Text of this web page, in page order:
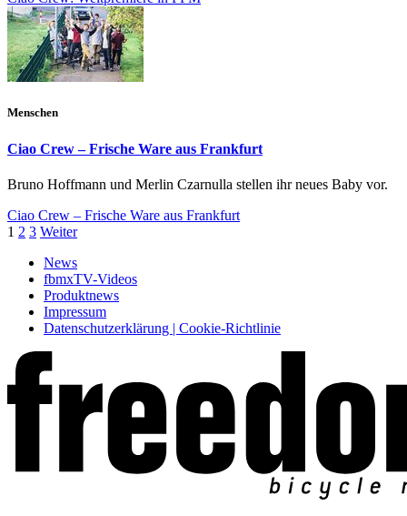
Menschen
Ciao Crew – Frische Ware aus Frankfurt
Bruno Hoffmann und Merlin Czarnulla stellen ihr neues Baby vor.
Ciao Crew – Frische Ware aus Frankfurt
1 2 3 Weiter
News
fbmxTV-Videos
Produktnews
Impressum
Datenschutzerklärung | Cookie-Richtlinie